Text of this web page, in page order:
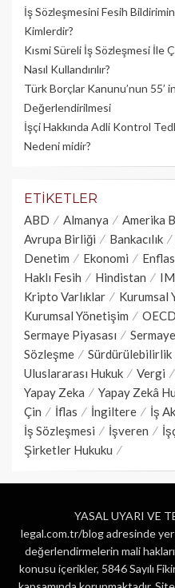
İş Sözleşmesini Fesih
Kimlerdir?
Kısmi Süreli İş Sözleşmesi İle
Nasıl Kullandırılır?
Türk Borçlar Kanunu’nun 55’
Değerlendirilmesi
İşçi Hakkında Adli Kontrol
Nedeni midir?
ETIKETLER
ABD Almanya Amerika
Avrupa Birliği
Bankacılık
Denetim
Ekonomi
Haklı Fesih
Hindistan
Kripto Varlıklar
Kurumsal
Kurumsal Yönetişim
OECD
Sermaye Piyasası
Sözleşme
Sürdürülebilirlik
Uluslararası Hukuk
Vergi
Yapay Zeka
Yapay Zekâ
Çin
İflas İngiltere İş
İş Sözleşmesi
İşveren
Şirketler Hukuku
YASAL UYARI VE
legal.com.tr/blog adresinde
değerlendirmelerin mali hakları
konusu içerikler, 5846 Sayılı